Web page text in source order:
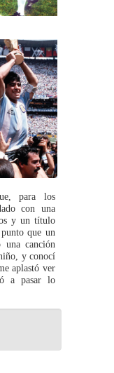
para los
con una
y un título
que un
una canción
y conocí
aplastó ver
a pasar lo